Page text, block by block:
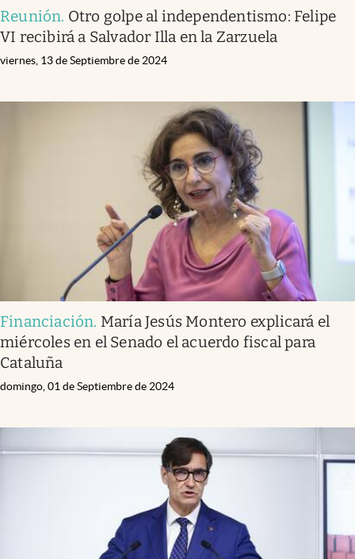
Reunión. Otro golpe al independentismo: Felipe
VI recibirá a Salvador Illa en la Zarzuela
viernes, 13 de Septiembre de 2024
Financiación. María Jesús Montero explicará el
miércoles en el Senado el acuerdo fiscal para
Cataluña
domingo, 01 de Septiembre de 2024